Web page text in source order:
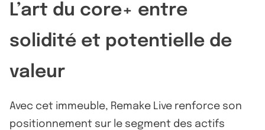
L’art du core+ entre
solidité et potentielle de
valeur
Avec cet immeuble, Remake Live renforce son
positionnement sur le segment des actifs